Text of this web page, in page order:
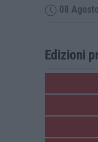
08
Edizioni